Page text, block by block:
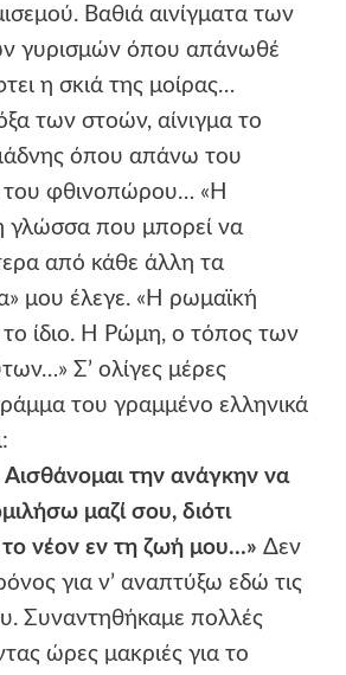
Βαθιά αινίγματα των
γυρισμών όπου απάνωθέ
η σκιά της μοίρας…
των στοών, αίνιγμα το
όπου απάνω του
φθινοπώρου… «Η
η γλώσσα που μπορεί να
από κάθε άλλη τα
μου έλεγε. «Η ρωμαϊκή
το ίδιο. Η Ρώμη, ο τόπος των
Σ’ ολίγες μέρες
του γραμμένο ελληνικά
Αισθάνομαι την ανάγκην να
μαζί σου, διότι
το νέον εν τη ζωή μου…» Δεν
για ν’ αναπτύξω εδώ τις
Συναντηθήκαμε πολλές
ώρες μακριές για το